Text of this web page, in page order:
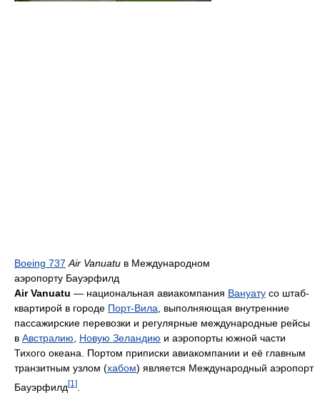
Boeing 737 Air Vanuatu в Международном
аэропорту Бауэрфилд
Air Vanuatu — национальная авиакомпания Вануату со штаб-
квартирой в городе Порт-Вила , выполняющая внутренние
пассажирские перевозки и регулярные международные рейсы
в Австралию Новую Зеландию и аэропорты южной части
Тихого океана. Портом приписки авиакомпании и её главным
транзитным узлом (хабом) является Международный аэропорт
Бауэрфилд[1]